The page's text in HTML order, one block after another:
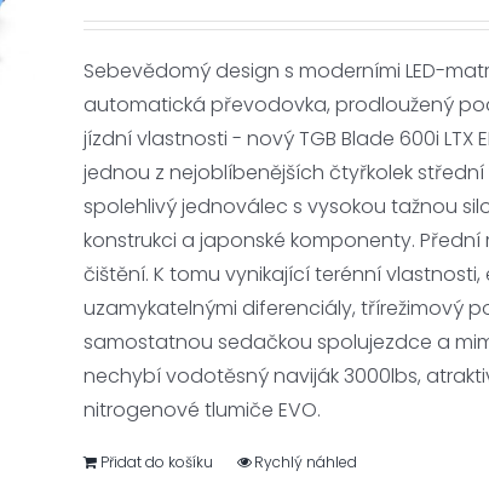
Sebevědomý design s moderními LED-
automatická převodovka, prodloužený
jízdní vlastnosti - nový TGB Blade 600i
jednou z nejoblíbenějších čtyřkolek
spolehlivý jednoválec s vysokou tažnou
konstrukci a japonské komponenty.
čištění. K tomu vynikající terénní
uzamykatelnými diferenciály, třírežimový
samostatnou sedačkou spolujezdce a
nechybí vodotěsný naviják 3000lbs,
nitrogenové tlumiče EVO.
Přidat do košíku Rychlý náhled